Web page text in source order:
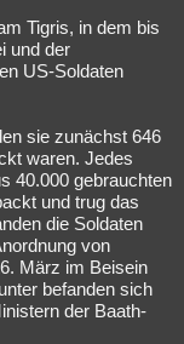
Filme
English
Geschlossen
Tigris, in dem bis
und der
US-Soldaten
sie zunächst 646
waren. Jedes
40.000 gebrauchten
und trug das
die Soldaten
von
März im Beisein
befanden sich
der Baath-